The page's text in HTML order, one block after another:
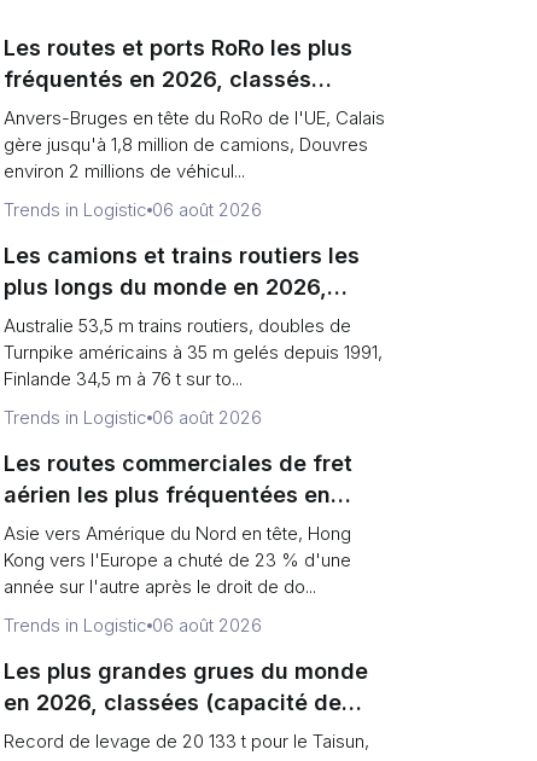
Les routes et ports RoRo les plus
fréquentés en 2026, classés
(unités vs tonnage)
Anvers-Bruges en tête du RoRo de l'UE, Calais
gère jusqu'à 1,8 million de camions, Douvres
environ 2 millions de véhicul...
Trends in Logistic 06 août 2026
Les camions et trains routiers les
plus longs du monde en 2026,
classés (records vs limites légales)
Australie 53,5 m trains routiers, doubles de
Turnpike américains à 35 m gelés depuis 1991,
Finlande 34,5 m à 76 t sur to...
Trends in Logistic 06 août 2026
Les routes commerciales de fret
aérien les plus fréquentées en
2026, classées (tonnage vs
direction)
Asie vers Amérique du Nord en tête, Hong
Kong vers l'Europe a chuté de 23 % d'une
année sur l'autre après le droit de do...
Trends in Logistic 06 août 2026
Les plus grandes grues du monde
en 2026, classées (capacité de
levage vs production de terminal)
Record de levage de 20 133 t pour le Taisun,